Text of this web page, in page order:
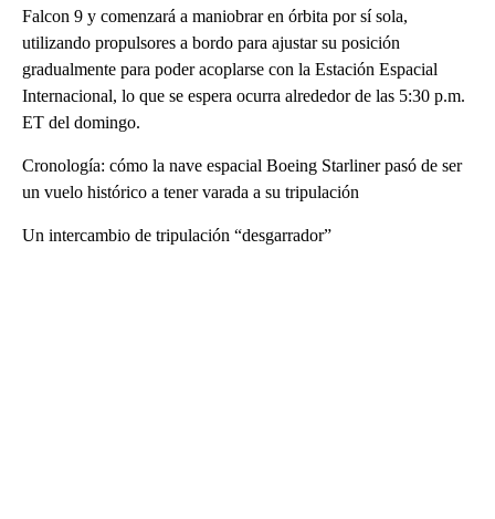
Falcon 9 y comenzará a maniobrar en órbita por sí sola,
utilizando propulsores a bordo para ajustar su posición
gradualmente para poder acoplarse con la Estación Espacial
Internacional, lo que se espera ocurra alrededor de las 5:30 p.m.
ET del domingo.
Cronología: cómo la nave espacial Boeing Starliner pasó de ser
un vuelo histórico a tener varada a su tripulación
Un intercambio de tripulación “desgarrador”